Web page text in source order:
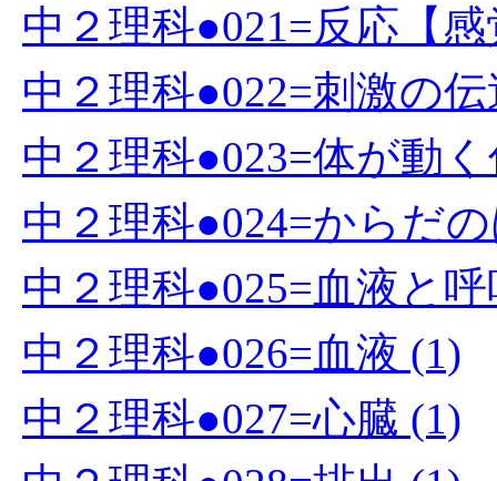
中２理科●021=反応【
中２理科●022=刺激の伝
中２理科●023=体が動
中２理科●024=からだ
中２理科●025=血液と呼
中２理科●026=血液 (1)
中２理科●027=心臓 (1)